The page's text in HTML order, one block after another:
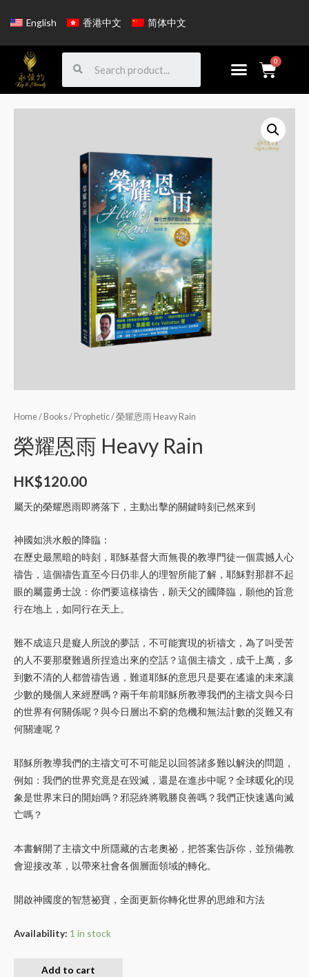
English 香港中文 简体中文
Home/ Books/ Prophetic/ 榮耀恩雨 Heavy Rain
榮耀恩雨 Heavy Rain
HK$120.00
屬天的榮耀恩雨即將落下，主動出擊的關鍵時刻已然來到
神國如洪水般的降臨：
在歷史最黑暗的時刻，耶穌基督大而無畏的教導門徒一個震撼人心
禱告，這個禱告直至今日仍非人的理智所能了解，耶穌對那群不起
眼的屬靈勇士說：你們要這樣禱告，願天父的國降臨，願他的旨意
行在地上，如同行在天上。
難不成這只是癡人所說的夢話，不可能實現的祈禱文，為了叫受苦
的人不要那麼難過所捏造出來的空話？這個主禱文，成千上萬，多
到數不清的人都曾禱告過，難道耶穌的意思只是要在遙遠的未來讓
少數的幾個人來經歷嗎？兩千年前耶穌所教導我們的主禱文與今日
的世界有何關係呢？與今日層出不窮的危機和無法計數的災難又有
何關連呢？
耶穌所教導我們的主禱文可不可能足以回答諸多難以解決的問題，
例如：我們的世界究竟是在毀滅，還是在進步中呢？全球暖化的現
象是世界末日的開始嗎？邪惡終將戰勝良善嗎？我們正快速邁向滅
亡嗎？
本書解開了主禱文中所隱藏的古老奧祕，把答案告訴你，並預備教
會迎接改革，以帶來社會各個層面領域的轉化。
開啟神國度的智慧祕寶，全面更新你轉化世界的思維和方法
Availability: 1 in stock
Add to cart